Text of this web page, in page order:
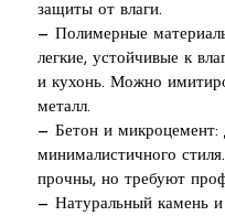
защиты от влаги.
— Полимерные
легкие, устойчивые к
и кухонь. Можно
металл.
— Бетон и микроцемент:
минималистичного
прочны, но требуют
— Натуральный камень